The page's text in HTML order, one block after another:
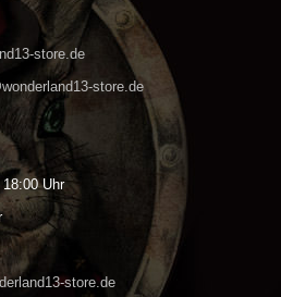
store.de
store.de
Uhr
store.de